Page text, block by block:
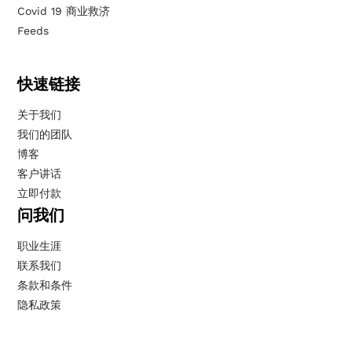
Covid 19 商业救济
Feeds
快速链接
关于我们
我们的团队
博客
客户讲话
立即付款
问我们
职业生涯
联系我们
条款和条件
隐私政策